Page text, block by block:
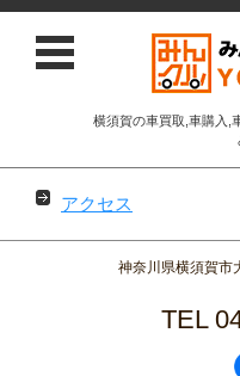
横須賀の車買取,車購入,
アクセス
神奈川県横須賀市
TEL